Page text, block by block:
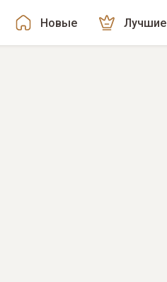
Новые Лучшие